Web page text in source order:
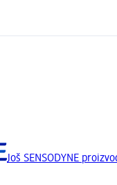
Još SENSODYNE